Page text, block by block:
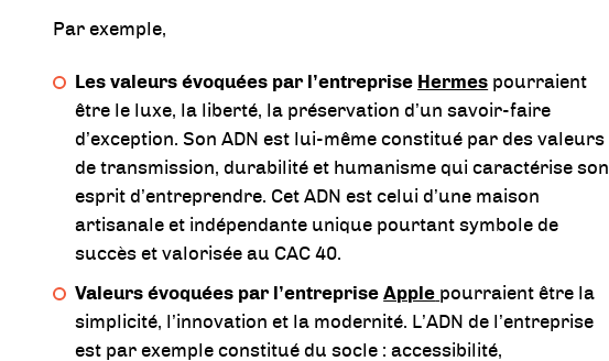
Par exemple,
Les valeurs évoquées par l’entreprise Hermes pourraient
être le luxe, la liberté, la préservation d’un savoir-faire
d’exception. Son ADN est lui-même constitué par des valeurs
de transmission, durabilité et humanisme qui caractérise son
esprit d’entreprendre. Cet ADN est celui d’une maison
artisanale et indépendante unique pourtant symbole de
succès et valorisée au CAC 40.
Valeurs évoquées par l’entrepriseApple pourraient être la
simplicité, l’innovation et la modernité. L’ADN de l’entreprise
est par exemple constitué du socle : accessibilité,